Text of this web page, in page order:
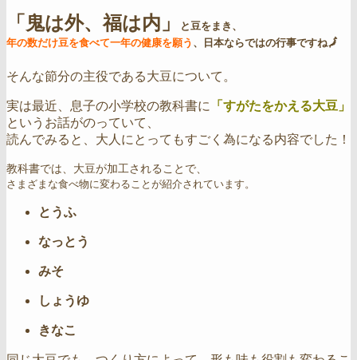
「鬼は外、福は内」
と豆をまき、
年の数だけ豆を食べて一年の健康を願う 、日本ならではの行事ですね🗾
そんな節分の主役である大豆について。
実は最近、息子の小学校の教科書に
「すがたをかえる大豆」
というお話がのっていて、
読んでみると、大人にとってもすごく為になる内容でした！
教科書では、大豆が加工されることで、
さまざまな食べ物に変わることが紹介されています。
とうふ
なっとう
みそ
しょうゆ
きなこ